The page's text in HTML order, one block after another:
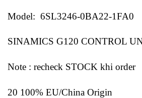
Model: 6SL3246-0BA22-1FA0
SINAMICS G120 CONTROL
Note : recheck STOCK khi order
20 100% EU/China Origin